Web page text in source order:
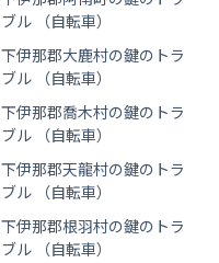
ブル （自転車）
下伊那郡大鹿村の鍵のトラ
ブル （自転車）
下伊那郡喬木村の鍵のトラ
ブル （自転車）
下伊那郡天龍村の鍵のトラ
ブル （自転車）
下伊那郡根羽村の鍵のトラ
ブル （自転車）